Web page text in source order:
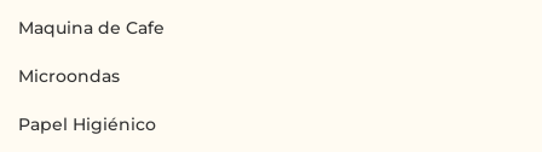
Maquina de Cafe
Microondas
Papel Higiénico